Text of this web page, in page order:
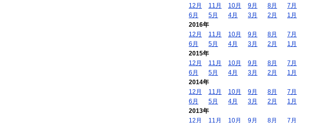
12月
11月 10月 9月 8月
7月
6月
5月 4月 3月 2月
1月
2016年
12月
11月 10月 9月 8月
7月
6月
5月 4月 3月 2月
1月
2015年
12月
11月 10月 9月 8月
7月
6月
5月 4月 3月 2月
1月
2014年
12月
11月 10月 9月 8月
7月
6月
5月 4月 3月 2月
1月
2013年
12月
11月 10月 9月 8月 7月